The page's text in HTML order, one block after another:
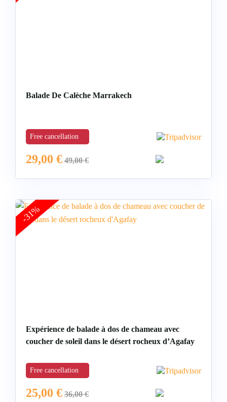
Balade De Calèche Marrakech
Free cancellation
29,00 € 49,00€
-31%
Expérience de balade à dos de chameau avec
coucher de soleil dans le désert rocheux d’Agafay
Free cancellation
25,00 € 36,00€